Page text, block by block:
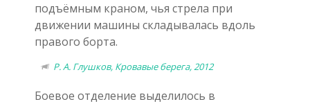
подъёмным краном, чья стрела при
движении машины складывалась вдоль
правого борта.
Р. А. Глушков, Кровавые берега, 2012
Боевое отделение выделилось в